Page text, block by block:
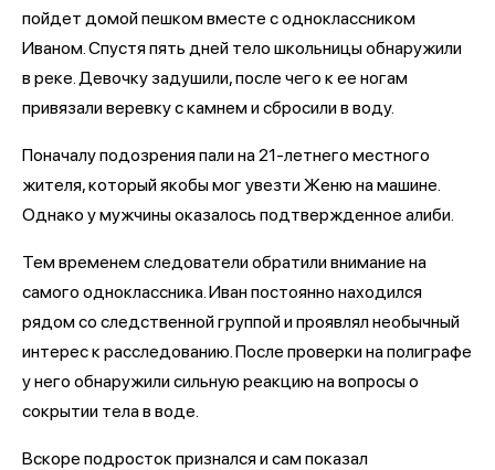
пойдет домой пешком вместе с одноклассником
Иваном. Спустя пять дней тело школьницы обнаружили
в реке. Девочку задушили, после чего к ее ногам
привязали веревку с камнем и сбросили в воду.
Поначалу подозрения пали на 21-летнего местного
жителя, который якобы мог увезти Женю на машине.
Однако у мужчины оказалось подтвержденное алиби.
Тем временем следователи обратили внимание на
самого одноклассника. Иван постоянно находился
рядом со следственной группой и проявлял необычный
интерес к расследованию. После проверки на полиграфе
у него обнаружили сильную реакцию на вопросы о
сокрытии тела в воде.
Вскоре подросток признался и сам показал